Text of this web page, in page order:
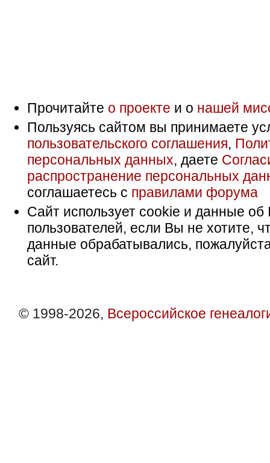
Прочитайте о проекте и о нашей
Пользуясь сайтом вы принимаете
пользовательского соглашения,
персональных данных, даете
распространение персональных
соглашаетесь с правилами форума
Сайт использует cookie и данные об
пользователей, если Вы не хотите,
данные обрабатывались,
сайт.
© 1998-2026, Всероссийское